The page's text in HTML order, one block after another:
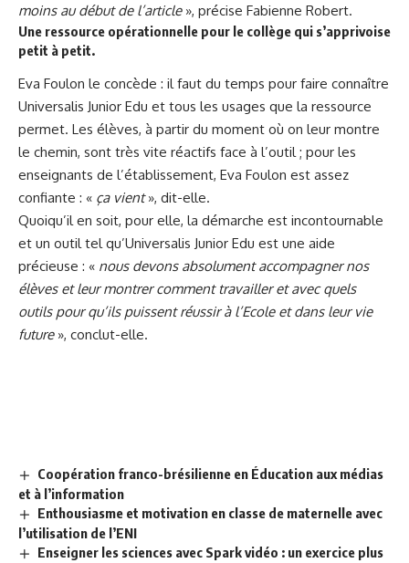
moins au début de l’article », précise Fabienne Robert.
Une ressource opérationnelle pour le collège qui s’apprivoise
petit à petit.
Eva Foulon le concède : il faut du temps pour faire connaître
Universalis Junior Edu et tous les usages que la ressource
permet. Les élèves, à partir du moment où on leur montre
le chemin, sont très vite réactifs face à l’outil ; pour les
enseignants de l’établissement, Eva Foulon est assez
confiante : « ça vient», dit-elle.
Quoiqu’il en soit, pour elle, la démarche est incontournable
et un outil tel qu’Universalis Junior Edu est une aide
précieuse : « nous devons absolument accompagner nos
élèves et leur montrer comment travailler et avec quels
outils pour qu’ils puissent réussir à l’Ecole et dans leur vie
future», conclut-elle.
Coopération franco-brésilienne en Éducation aux médias
et à l’information
Enthousiasme et motivation en classe de maternelle avec
l’utilisation de l’ENI
Enseigner les sciences avec Spark vidéo : un exercice plus